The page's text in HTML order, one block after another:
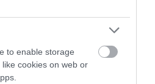
to enable storage
cookies on web or